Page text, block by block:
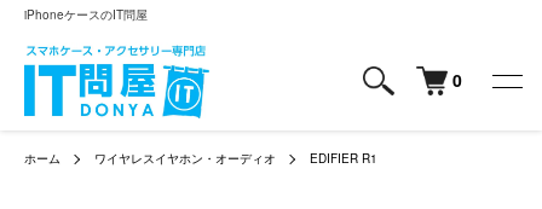
iPhoneケースのIT問屋
0
ホーム ワイヤレスイヤホン・オーディオ EDIFIER R1